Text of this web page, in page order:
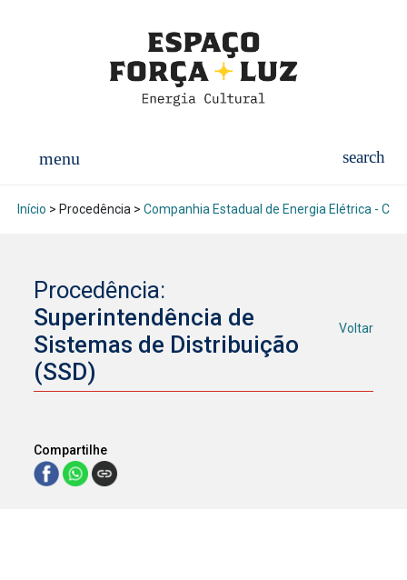
Início > Procedência > Companhia Estadual de Energia Elétrica -
Procedência:
Superintendência de
Sistemas de Distribuição
(SSD)
Voltar
Compartilhe